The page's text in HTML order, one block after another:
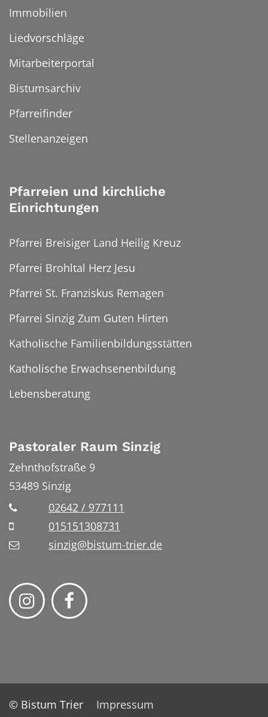
Immobilien
Liedvorschläge
Mitarbeiterportal
Bistumsarchiv
Pfarreifinder
Stellenanzeigen
Pfarreien und kirchliche
Einrichtungen
Pfarrei Breisiger Land Heilig Kreuz
Pfarrei Brohltal Herz Jesu
Pfarrei St. Franziskus Remagen
Pfarrei Sinzig Zum Guten Hirten
Katholische Familienbildungsstätten
Katholische Erwachsenenbildung
Lebensberatung
Pastoraler Raum Sinzig
Zehnthofstraße 9
53489 Sinzig
02642 / 977111
015151308731
sinzig@bistum-trier.de
© Bistum Trier
Impressum